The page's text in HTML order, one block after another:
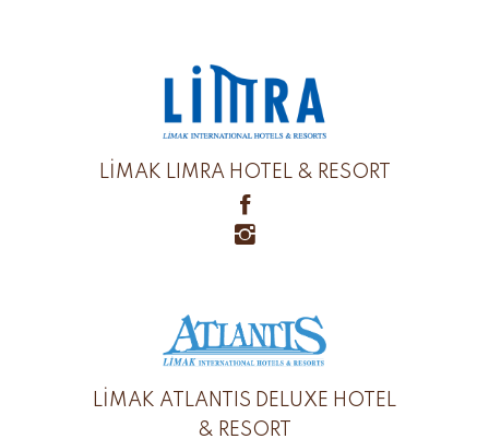
LİMAK LIMRA HOTEL & RESORT
LİMAK ATLANTIS DELUXE HOTEL
& RESORT